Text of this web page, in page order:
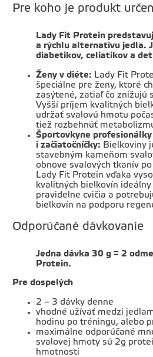
Pre koho je produkt
Lady Fit Protein
a rýchlu alternatívu jedla.
diabetikov, celiatikov a
Ženy vdiéte: Lady Fit
špeciálne pre ženy, ktoré
zasýtené, zatiaľ čo znižujú
Vyšší príjem kvalitných
udržať svalovú hmotu
tiež rozbehnúť
Športovkyne profesionálky
izačiatočníčky: Bielkoviny
stavebným kameňom
obnove svalových tkanív
Lady Fit Protein vďaka
kvalitných bielkovín
pravidelne cvičia a
bielkovín na podporu
Odporúčané dávkovanie
Jedna dávka 30 g = 2
Protein.
Pre dospelých
2 – 3 dávky denne
vhodné užívať medzi
hodinu po tréningu, alebo
maximálne odporúčané
svalovej hmoty sú 2g
hmotnosti